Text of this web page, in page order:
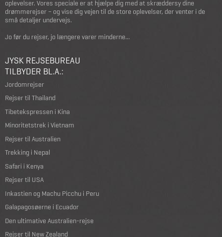
oplevelser. Vores speciale er at hjælpe dig med at skræddersy dine
drømmerejser – og vise dig vejen til de store oplevelser, der venter i de
små detaljer undervejs.
Jo før du rejser, jo længere varer minderne...
JYSK REJSEBUREAU
TILBYDER BL.A.:
Jordomrejser
Rejser til Thailand
Tibetekspressen i Kina
Minoritetstrek i Vietnam
Rejser til Australien
Trekking i Nepal
Safari i Kenya
Rejser til USA
Inkastien og Machu Picchu i Peru
Galapagosøerne i Ecuador
Den ultimative Australien-rejse
Rejser til New Zealand